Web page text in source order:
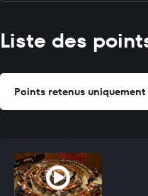
Liste des
Points retenus uniquement